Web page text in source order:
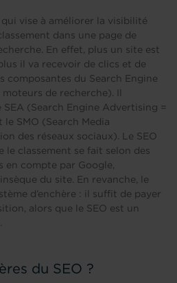
qui vise à améliorer la visibilité
dans une page de
En effet, plus un site est
il va recevoir de clics et de
composantes du Search Engine
de recherche). Il
(Search Engine Advertising =
SMO (Search Media
des réseaux sociaux). Le SEO
le classement se fait selon des
compte par Google,
du site. En revanche, le
d’enchère : il suffit de payer
alors que le SEO est un
du SEO ?